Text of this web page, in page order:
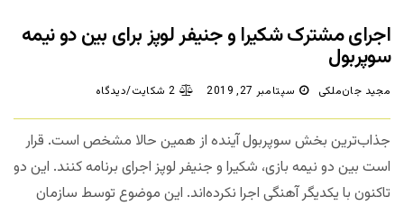
اجرای مشترک شکیرا و جنیفر لوپز برای بین دو نیمه
سوپربول
مجید جان‌ملکی سپتامبر 27, 2019 2 شکایت/دیدگاه
جذاب‌ترین بخش سوپربول آینده از همین حالا مشخص است. قرار
است بین دو نیمه بازی، شکیرا و جنیفر لوپز اجرای برنامه کنند. این دو
تاکنون با یکدیگر آهنگی اجرا نکرده‌اند. این موضوع توسط سازمان